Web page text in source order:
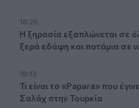
18:26
Η ξηρασία εξαπλώνεται σε
ξερά εδάφη και ποτάμια σε
18:13
Τι είναι το «Papara» που
Σαλάχ στην Τουρκία